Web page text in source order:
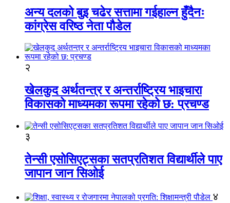
अन्य दलको बुइ चढेर सत्तामा गईहाल्न हुँदैनः
कांग्रेस वरिष्ठ नेता पौडेल
२
खेलकुद अर्थतन्त्र र अन्तर्राष्ट्रिय भाइचारा
विकासको माध्यमका रूपमा रहेको छ: प्रचण्ड
३
तेन्सी एसोसिएट्सका सतप्रतिशत विद्यार्थीले पाए
जापान जान सिओई
४